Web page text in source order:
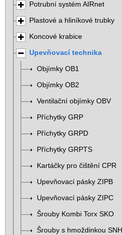
Potrubní systém AIRnet
Plastové a hliníkové trubky
Koncové krabice
Upevňovací technika
Objímky OB1
Objímky OB2
Ventilační objímky OBV
Příchytky GRP
Příchytky GRPD
Příchytky GRPTS
Kartáčky pro čištění CPR
Upevňovací pásky ZIPB
Upevňovací pásky ZIPC
Šrouby Kombi Torx SKO
Šrouby s hmoždinkou SNH